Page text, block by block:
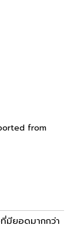
from
มียอดมากกว่า